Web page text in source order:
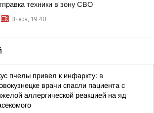
техники в зону СВО
Вчера, 19:40
пчелы привел к инфаркту: в
врачи спасли пациента с
аллергической реакцией на яд